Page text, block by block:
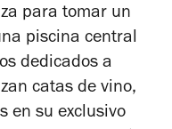
para tomar un
piscina central
dedicados a
catas de vino,
en su exclusivo